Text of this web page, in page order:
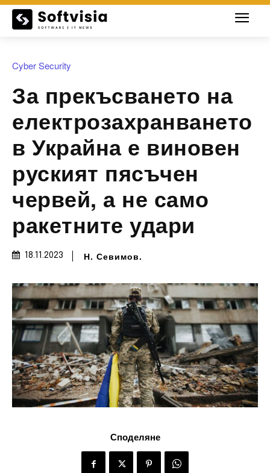
Cyber Security
За прекъсването на
електрозахранването
в Украйна е виновен
руският пясъчен
червей, а не само
ракетните удари
18.11.2023 Н. Севимов.
Споделяне